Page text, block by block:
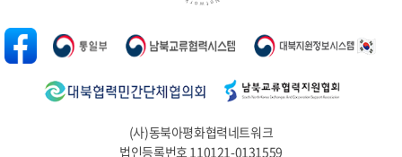
(사)동북아평화협력네트워크
법인등록번호 110121-0131559